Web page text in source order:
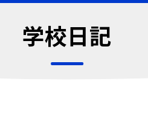
学校日記